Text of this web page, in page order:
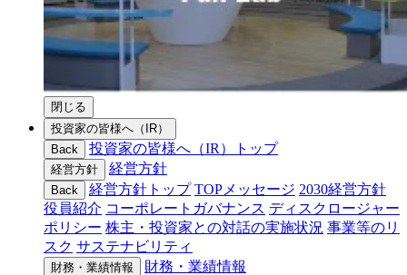
閉じる
投資家の皆様へ（IR）
Back
投資家の皆様へ（IR）トップ
経営方針 経営方針
Back 経営方針トップ TOPメッセージ 2030経営方針
役員紹介 コーポレートガバナンス ディスクロージャー
ポリシー 株主・投資家との対話の実施状況 事業等のリ
スク サステナビリティ
財務・業績情報 財務・業績情報